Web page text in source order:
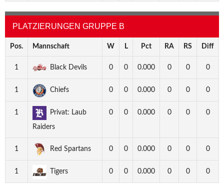
PLATZIERUNGEN GRUPPE B
Pos. Mannschaft W L Pct RA RS Diff
1 Black Devils 0 0 0.000 0 0 0
1 Chiefs 0 0 0.000 0 0 0
1 Privat: Laub
Raiders
0 0 0.000 0 0 0
1 Red Spartans 0 0 0.000 0 0 0
1 Tigers 0 0 0.000 0 0 0